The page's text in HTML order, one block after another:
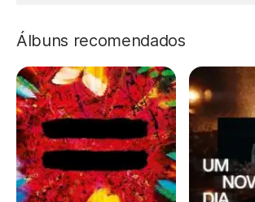
Álbuns recomendados